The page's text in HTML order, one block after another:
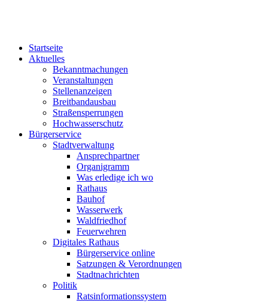
Startseite
Aktuelles
Bekanntmachungen
Veranstaltungen
Stellenanzeigen
Breitbandausbau
Straßensperrungen
Hochwasserschutz
Bürgerservice
Stadtverwaltung
Ansprechpartner
Organigramm
Was erledige ich wo
Rathaus
Bauhof
Wasserwerk
Waldfriedhof
Feuerwehren
Digitales Rathaus
Bürgerservice online
Satzungen & Verordnungen
Stadtnachrichten
Politik
Ratsinformationssystem